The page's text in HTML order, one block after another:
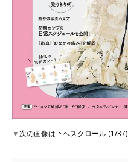
▼次の画像は下へスクロール (1/37)